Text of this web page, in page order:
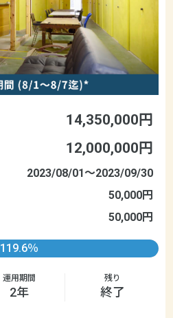
14,350,000円
12,000,000円
2023/08/01〜2023/09/30
50,000円
50,000円
119.6％
運用期間
2年
残り
終了